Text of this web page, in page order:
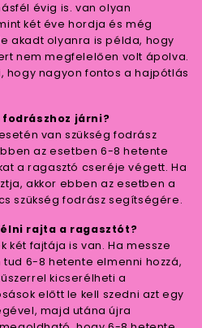
évig is. van olyan
két éve hordja és még
akadt olyanra is példa, hogy
nem megfelelően volt ápolva.
hogy nagyon fontos a hajpótlás
járni?
van szükség fodrász
az esetben 6-8 hetente
a ragasztó cseréje végett. Ha
akkor ebben az esetben a
szükség fodrász segítségére.
rajta a ragasztót?
két fajtája is van. Ha messze
6-8 hetente elmenni hozzá,
kicserélheti a
előtt le kell szedni azt egy
majd utána újra